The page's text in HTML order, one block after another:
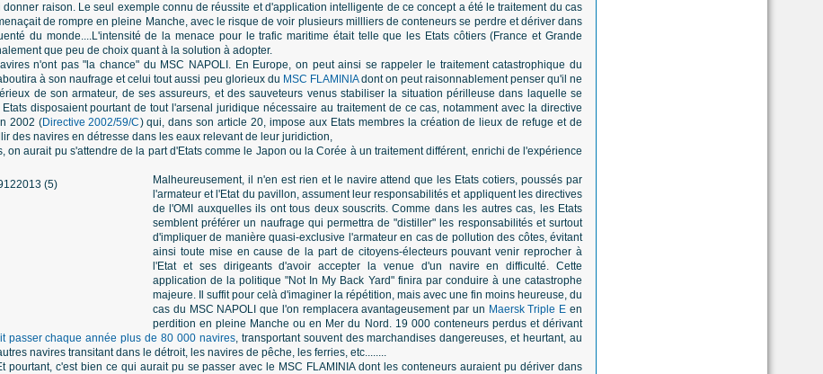
donner raison. Le seul exemple connu de réussite et d'application intelligente de ce concept a été le traitement du cas
de rompre en pleine Manche, avec le risque de voir plusieurs millliers de conteneurs se perdre et dériver dans
du monde....L'intensité de la menace pour le trafic maritime était telle que les Etats côtiers (France et Grande
que peu de choix quant à la solution à adopter.
n'ont pas "la chance" du MSC NAPOLI. En Europe, on peut ainsi se rappeler le traitement catastrophique du
à son naufrage et celui tout aussi peu glorieux du MSC FLAMINIAdont on peut raisonnablement penser qu'il ne
de son armateur, de ses assureurs, et des sauveteurs venus stabiliser la situation périlleuse dans laquelle se
disposaient pourtant de tout l'arsenal juridique nécessaire au traitement de ce cas, notamment avec la directive
2002 (Directive 2002/59/C) qui, dans son article 20, impose aux Etats membres la création de lieux de refuge et de
des navires en détresse dans les eaux relevant de leur juridiction,
on aurait pu s'attendre de la part d'Etats comme le Japon ou la Corée à un traitement différent, enrichi de l'expérience
Malheureusement, il n'en est rien et le navire attend que les Etats cotiers, poussés par
l'armateur et l'Etat du pavillon, assument leur responsabilités et appliquent les directives
de l'OMI auxquelles ils ont tous deux souscrits. Comme dans les autres cas, les Etats
semblent préférer un naufrage qui permettra de "distiller" les responsabilités et surtout
d'impliquer de manière quasi-exclusive l'armateur en cas de pollution des côtes, évitant
ainsi toute mise en cause de la part de citoyens-électeurs pouvant venir reprocher à
l'Etat et ses dirigeants d'avoir accepter la venue d'un navire en difficulté. Cette
application de la politique "Not In My Back Yard" finira par conduire à une catastrophe
majeure. Il suffit pour celà d'imaginer la répétition, mais avec une fin moins heureuse, du
cas du MSC NAPOLI que l'on remplacera avantageusement par un Maersk Triple E en
perdition en pleine Manche ou en Mer du Nord. 19 000 conteneurs perdus et dérivant
passer chaque année plus de 80 000 navires, transportant souvent des marchandises dangereuses, et heurtant, au
navires transitant dans le détroit, les navires de pêche, les ferries, etc........
pourtant, c'est bien ce qui aurait pu se passer avec le MSC FLAMINIA dont les conteneurs auraient pu dériver dans